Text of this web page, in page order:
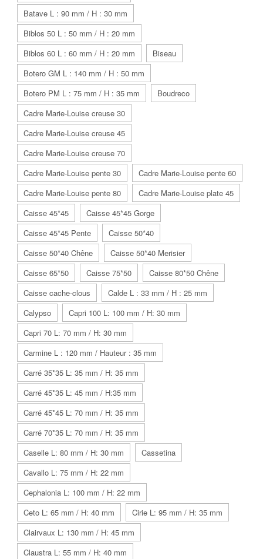
Batave L : 90 mm / H : 30 mm
Biblos 50 L : 50 mm / H : 20 mm
Biblos 60 L : 60 mm / H : 20 mm
Biseau
Botero GM L : 140 mm / H : 50 mm
Botero PM L : 75 mm / H : 35 mm
Boudreco
Cadre Marie-Louise creuse 30
Cadre Marie-Louise creuse 45
Cadre Marie-Louise creuse 70
Cadre Marie-Louise pente 30
Cadre Marie-Louise pente 60
Cadre Marie-Louise pente 80
Cadre Marie-Louise plate 45
Caisse 45*45
Caisse 45*45 Gorge
Caisse 45*45 Pente
Caisse 50*40
Caisse 50*40 Chêne
Caisse 50*40 Merisier
Caisse 65*50
Caisse 75*50
Caisse 80*50 Chêne
Caisse cache-clous
Calde L : 33 mm / H : 25 mm
Calypso
Capri 100 L: 100 mm / H: 30 mm
Capri 70 L: 70 mm / H: 30 mm
Carmine L : 120 mm / Hauteur : 35 mm
Carré 35*35 L: 35 mm / H: 35 mm
Carré 45*35 L: 45 mm / H:35 mm
Carré 45*45 L: 70 mm / H: 35 mm
Carré 70*35 L: 70 mm / H: 35 mm
Caselle L: 80 mm / H: 30 mm
Cassetina
Cavallo L: 75 mm / H: 22 mm
Cephalonia L: 100 mm / H: 22 mm
Ceto L: 65 mm / H: 40 mm
Cirie L: 95 mm / H: 35 mm
Clairvaux L: 130 mm / H: 45 mm
Claustra L: 55 mm / H: 40 mm